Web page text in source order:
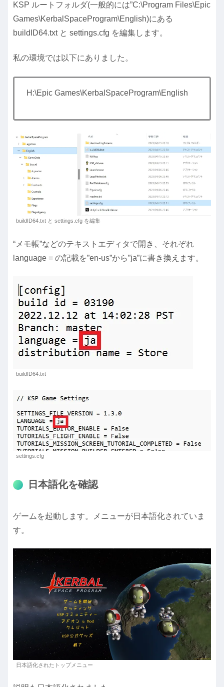
KSP ルートフォルダ(一般的には”C:\Program Files\Epic
Games\KerbalSpaceProgram\English)にある
buildID64.txt と settings.cfg を編集します。
私の環境では以下にありました。
H:\Epic Games\KerbalSpaceProgram\English
buildID64.txt と settings.cfg を編集
“メモ帳”などのテキストエディタで開き、それぞれ
language = の記載を”en-us”から”ja”に書き換えます。
buildID64.txt
settings.cfg
日本語化を確認
ゲームを起動します。メニューが日本語化されていま
す。
日本語化されたトップメニュー